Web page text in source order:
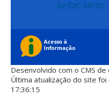
Desenvolvido com o CMS
Última atualização do site
17:36:15